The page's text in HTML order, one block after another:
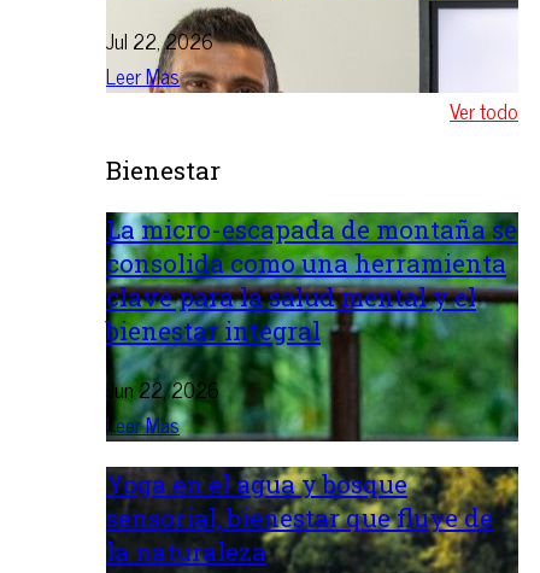
Jul 22, 2026
Leer Mas
Ver todo
Bienestar
La micro-escapada de montaña se
consolida como una herramienta
clave para la salud mental y el
bienestar integral
Jun 22, 2026
Leer Mas
Yoga en el agua y bosque
sensorial, bienestar que fluye de
la naturaleza